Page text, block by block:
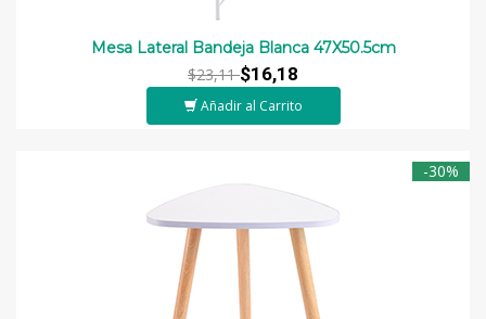
Mesa Lateral Bandeja Blanca 47X50.5cm
$23,11$16,18
Añadir al Carrito
-30%